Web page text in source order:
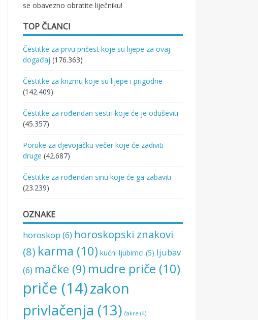
se obavezno obratite liječniku!
TOP ČLANCI
Čestitke za prvu pričest koje su lijepe za ovaj
događaj (176.363)
Čestitke za krizmu koje su lijepe i prigodne
(142.409)
Čestitke za rođendan sestri koje će je oduševiti
(45.357)
Poruke za djevojačku večer koje će zadiviti
druge (42.687)
Čestitke za rođendan sinu koje će ga zabaviti
(23.239)
OZNAKE
horoskop (6) horoskopski znakovi
(8) karma (10) kućni ljubimci (5) ljubav
(6) mačke (9) mudre priče (10)
priče (14)zakon
privlačenja (13) čakre (4)